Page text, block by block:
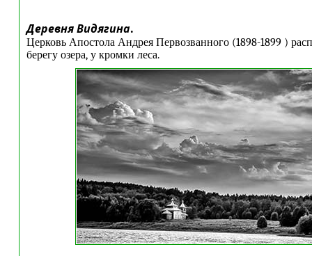
Деревня Видягина.
Церковь Апостола Андрея Первозванного (1898-1899 )
берегу озера, у кромки леса.